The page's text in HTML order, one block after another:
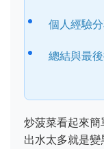
個人經驗
總結與最
炒菠菜看起來
出水太多就是